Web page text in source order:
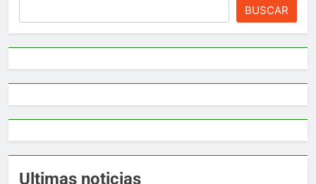
BUSCAR
Ultimas noticias